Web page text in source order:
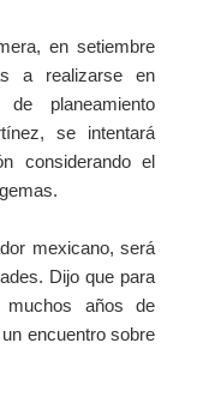
en setiembre
a realizarse en
planeamiento
se intentará
considerando el
mexicano, será
Dijo que para
años de
encuentro sobre